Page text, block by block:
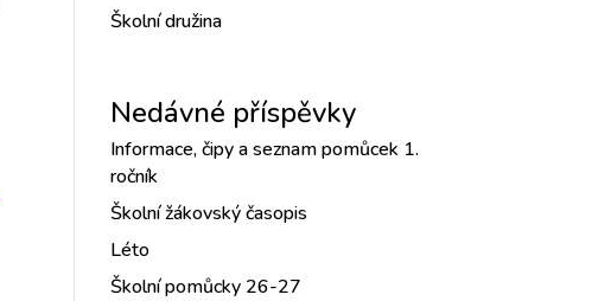
Školní družina
Nedávné příspěvky
Informace, čipy a seznam pomůcek 1.
ročník
Školní žákovský časopis
Léto
Školní pomůcky 26-27